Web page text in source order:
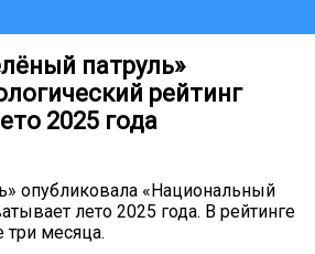
патруль»
рейтинг
2025 года
опубликовала «Национальный
лето 2025 года. В рейтинге
три месяца.